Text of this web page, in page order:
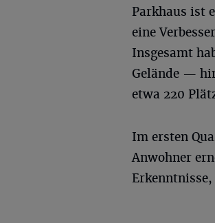
Parkhaus ist
eine
Insgesamt
Gelände —
etwa 220
Im ersten
Anwohner